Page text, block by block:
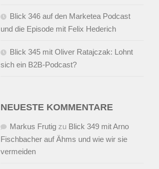
Blick 346 auf den Marketea Podcast
und die Episode mit Felix Hederich
Blick 345 mit Oliver Ratajczak: Lohnt
sich ein B2B-Podcast?
NEUESTE KOMMENTARE
Markus Frutig zu Blick 349 mit Arno
Fischbacher auf Ähms und wie wir sie
vermeiden